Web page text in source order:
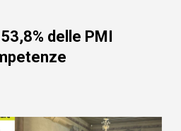
delle PMI